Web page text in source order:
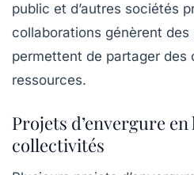
public et d’autres sociétés
collaborations génèrent des
permettent de partager des
ressources.
Projets d’envergure en
collectivités